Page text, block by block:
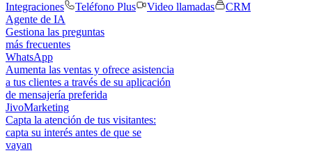
Integraciones
Teléfono Plus Video llamadas
CRM
Agente de IA
Gestiona las preguntas
más frecuentes
WhatsApp
Aumenta las ventas y ofrece asistencia
a tus clientes a través de su aplicación
de mensajería preferida
JivoMarketing
Capta la atención de tus visitantes:
capta su interés antes de que se
vayan